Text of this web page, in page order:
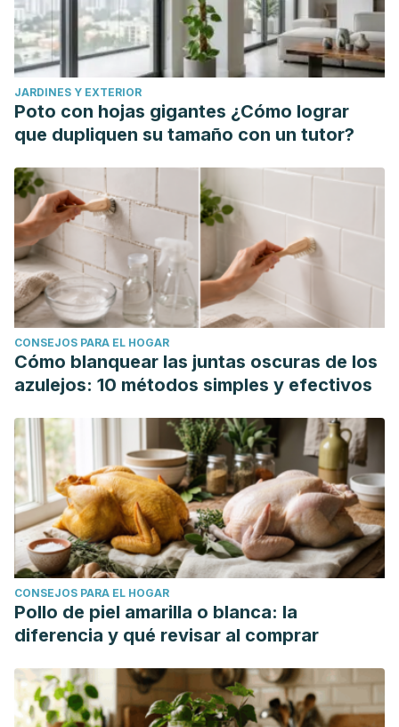
JARDINES Y EXTERIOR
Poto con hojas gigantes ¿Cómo lograr
que dupliquen su tamaño con un tutor?
CONSEJOS PARA EL HOGAR
Cómo blanquear las juntas oscuras de los
azulejos: 10 métodos simples y efectivos
CONSEJOS PARA EL HOGAR
Pollo de piel amarilla o blanca: la
diferencia y qué revisar al comprar